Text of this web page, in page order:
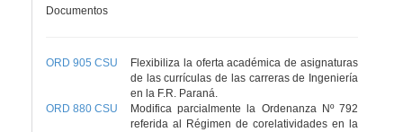
Documentos
ORD 905 CSU
Flexibiliza la oferta académica de asignaturas
de las currículas de las carreras de Ingeniería
en la F.R. Paraná.
ORD 880 CSU
Modifica parcialmente la Ordenanza Nº 792
referida al Régimen de corelatividades en la